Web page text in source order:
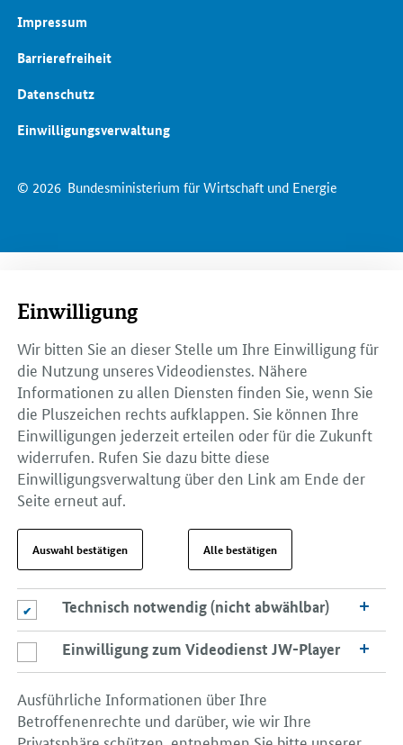
© 2026 Bundesministerium für Wirtschaft und Energie
Impressum
Barrierefreiheit
Datenschutz
Einwilligungsverwaltung
Einwilligung
Wir bitten Sie an dieser Stelle um Ihre Einwilligung für
die Nutzung unseres Videodienstes. Nähere
Informationen zu allen Diensten finden Sie, wenn Sie
die Pluszeichen rechts aufklappen. Sie können Ihre
Einwilligungen jederzeit erteilen oder für die Zukunft
widerrufen. Rufen Sie dazu bitte diese
Einwilligungsverwaltung über den Link am Ende der
Seite erneut auf.
Auswahl bestätigen Alle bestätigen
Technisch notwendig (nicht abwählbar)
Technisch notwendig (nicht abwählbar)
Einwilligung zum Videodienst JW-Player
Einwilligung zum Videodienst JW-Player
Ausführliche Informationen über Ihre
Betroffenenrechte und darüber, wie wir Ihre